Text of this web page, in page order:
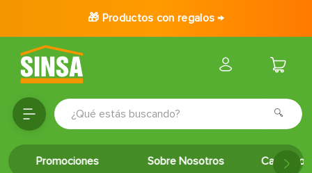
🎁 Productos con regalos →
¿Qué estás buscando?
Promociones Sobre Nosotros Catálogo
TÉRMINOS MÁS BUSCADOS
1.
porcelanato